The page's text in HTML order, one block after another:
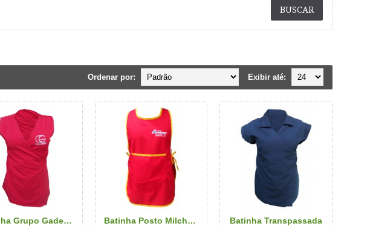
Exibir até:
Ordenar por:
Batinha Grupo Gadens Batinha Posto Milcheski Batinha Transpassada